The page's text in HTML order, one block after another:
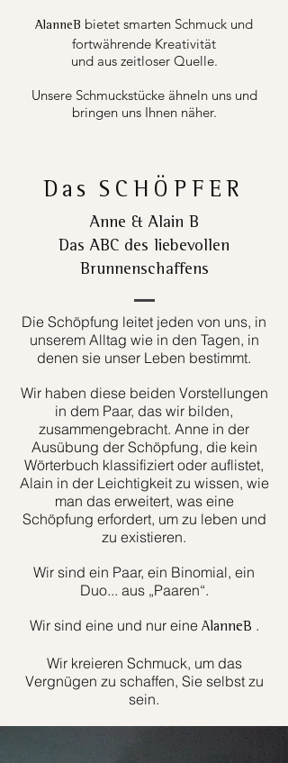
AlanneB bietet smarten Schmuck und
fortwährende Kreativität
und aus zeitloser Quelle.
Unsere Schmuckstücke ähneln uns und
bringen uns Ihnen näher.
Das SCHÖPFER
Anne & Alain B
Das ABC des liebevollen
Brunnenschaffens
Die Schöpfung leitet jeden von uns, in
unserem Alltag wie in den Tagen, in
denen sie unser Leben bestimmt.
Wir haben diese beiden Vorstellungen
in dem Paar, das wir bilden,
zusammengebracht. Anne in der
Ausübung der Schöpfung, die kein
Wörterbuch klassifiziert oder auflistet,
Alain in der Leichtigkeit zu wissen, wie
man das erweitert, was eine
Schöpfung erfordert, um zu leben und
zu existieren.
Wir sind ein Paar, ein Binomial, ein
Duo... aus „Paaren“.
Wir sind eine und nur eine AlanneB .
Wir kreieren Schmuck, um das
Vergnügen zu schaffen, Sie selbst zu
sein.